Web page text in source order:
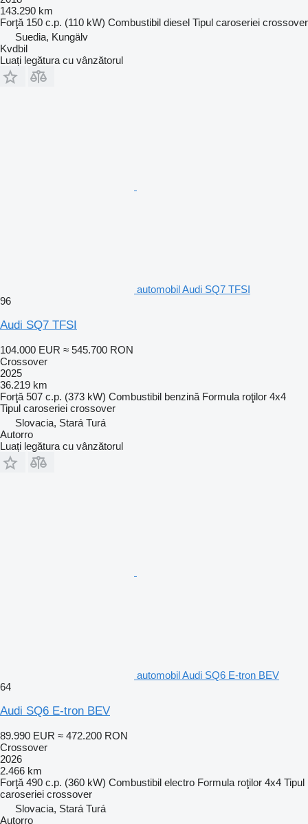
143.290 km
Forţă 150 c.p. (110 kW) Combustibil diesel Tipul caroseriei crossover
Suedia, Kungälv
Kvdbil
Luați legătura cu vânzătorul
automobil Audi SQ7 TFSI
96
Audi SQ7 TFSI
104.000 EUR ≈ 545.700 RON
Crossover
2025
36.219 km
Forţă 507 c.p. (373 kW) Combustibil benzină Formula roţilor 4x4
Tipul caroseriei crossover
Slovacia, Stará Turá
Autorro
Luați legătura cu vânzătorul
automobil Audi SQ6 E-tron BEV
64
Audi SQ6 E-tron BEV
89.990 EUR ≈ 472.200 RON
Crossover
2026
2.466 km
Forţă 490 c.p. (360 kW) Combustibil electro Formula roţilor 4x4 Tipul
caroseriei crossover
Slovacia, Stará Turá
Autorro